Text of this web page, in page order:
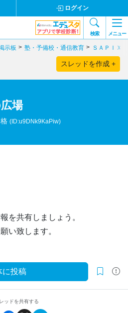
ログイン
検索 メニュー
示板 塾・予備校・通信教育 ＳＡＰＩＸ
スレッドを作成 +
場
(ID:u9DNk9KaPiw)
を共有しましょう。
い致します。
に投稿
ッドを共有する